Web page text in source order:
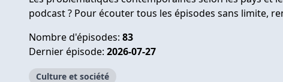
podcast ? Pour écouter tous les épisodes sans limite,
Nombre d'épisodes: 83
Dernier épisode: 2026-07-27
Culture et société